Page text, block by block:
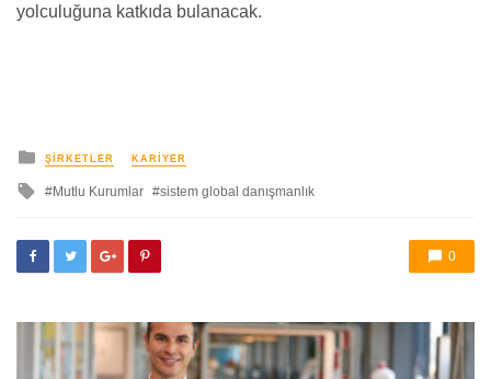
yolculuğuna katkıda bulanacak.
yayınlanan
ŞIRKETLER KARIYER
ileMutlu Kurumlar sistem global danışmanlık
0